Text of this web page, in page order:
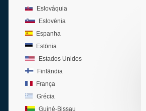
Eslováquia
Eslovênia
Espanha
Estônia
Estados Unidos
Finlândia
França
Grécia
Guiné-Bissau